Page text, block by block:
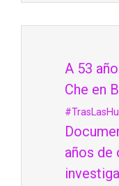
A 53
Che en
años de